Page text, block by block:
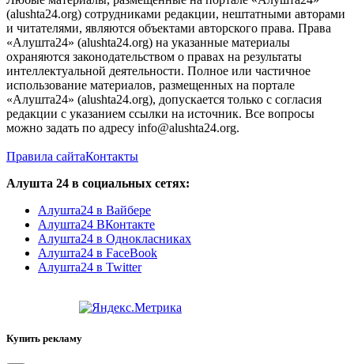
(alushta24.org) сотрудниками редакции, нештатными авторами
и читателями, являются объектами авторского права. Права
«Алушта24» (alushta24.org) на указанные материалы
охраняются законодательством о правах на результаты
интеллектуальной деятельности. Полное или частичное
использование материалов, размещенных на портале
«Алушта24» (alushta24.org), допускается только с согласия
редакции с указанием ссылки на источник. Все вопросы
можно задать по адресу info@alushta24.org.
Правила сайтаКонтакты
Алушта 24 в социальных сетях:
Алушта24 в Вайбере
Алушта24 ВКонтакте
Алушта24 в Однокласниках
Алушта24 в FaceBook
Алушта24 в Twitter
Купить рекламу